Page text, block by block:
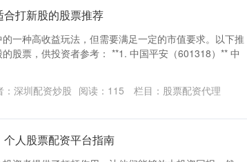
打新股的股票推荐
一种高收益玩法，但需要满足一定的市值要求。以下推
股票，供投资者参考： **1. 中国平安（601318）** 中
：深圳配资炒股 阅读： 115 栏目： 股票配资代理
人股票配资平台指南